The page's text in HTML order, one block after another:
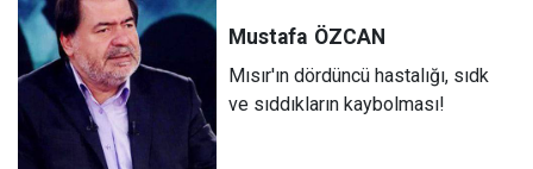
Mustafa ÖZCAN
Mısır'ın dördüncü hastalığı, sıdk
ve sıddıkların kaybolması!